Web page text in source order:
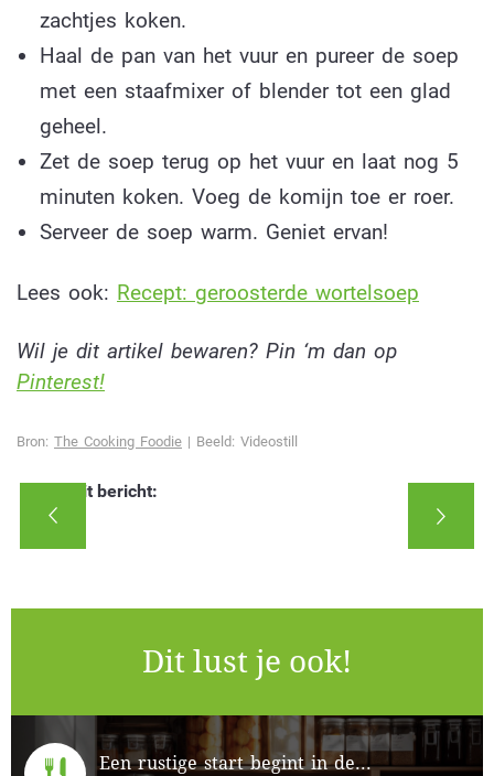
zachtjes koken.
Haal de pan van het vuur en pureer de soep
met een staafmixer of blender tot een glad
geheel.
Zet de soep terug op het vuur en laat nog 5
minuten koken. Voeg de komijn toe er roer.
Serveer de soep warm. Geniet ervan!
Lees ook: Recept: geroosterde wortelsoep
Wil je dit artikel bewaren? Pin ‘m dan op
Pinterest!
Bron: The Cooking Foodie | Beeld: Videostill
Deel dit bericht:
Dit lust je ook!
Een rustige start begint in de...